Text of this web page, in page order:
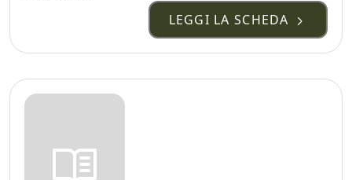
LEGGI LA SCHEDA